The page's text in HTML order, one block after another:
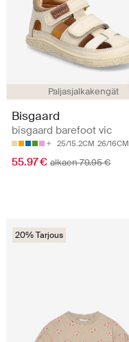
Paljasjalkakengät
Bisgaard
bisgaard barefoot vic
25/15.2CM 26/16CM
55.97 € alkaen 79.95 €
20% Tarjous